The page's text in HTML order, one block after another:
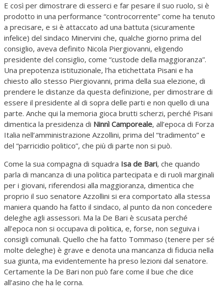
E così per dimostrare di esserci e far pesare il suo ruolo, si è
prodotto in una performance “controcorrente” come ha tenuto
a precisare, e si è attaccato ad una battuta (sicuramente
infelice) del sindaco Minervini che, qualche giorno prima del
consiglio, aveva definito Nicola Piergiovanni, eligendo
presidente del consiglio, come “custode della maggioranza”.
Una prepotenza istituzionale, l’ha etichettata Pisani e ha
chiesto allo stesso Piergiovanni, prima della sua elezione, di
prendere le distanze da questa definizione, per dimostrare di
essere il presidente al di sopra delle parti e non quello di una
parte. Anche qui la memoria gioca brutti scherzi, perché Pisani
dimentica la presidenza di Ninnì Camporeale, all’epoca di Forza
Italia nell’amministrazione Azzollini, prima del “tradimento” e
del “parricidio politico”, che più di parte non si può.
Come la sua compagna di squadra Isa de Bari, che quando
parla di mancanza di una politica partecipata e di ruoli marginali
per i giovani, riferendosi alla maggioranza, dimentica che
proprio il suo senatore Azzollini si era comportato alla stessa
maniera quando ha fatto il sindaco, al punto da non concedere
deleghe agli assessori. Ma la De Bari è scusata perché
all’epoca non si occupava di politica, e, forse, non seguiva i
consigli comunali. Quello che ha fatto Tommaso (tenere per sé
molte deleghe) è grave e denota una mancanza di fiducia nella
sua giunta, ma evidentemente ha preso lezioni dal senatore.
Certamente la De Bari non può fare come il bue che dice
all’asino che ha le corna.